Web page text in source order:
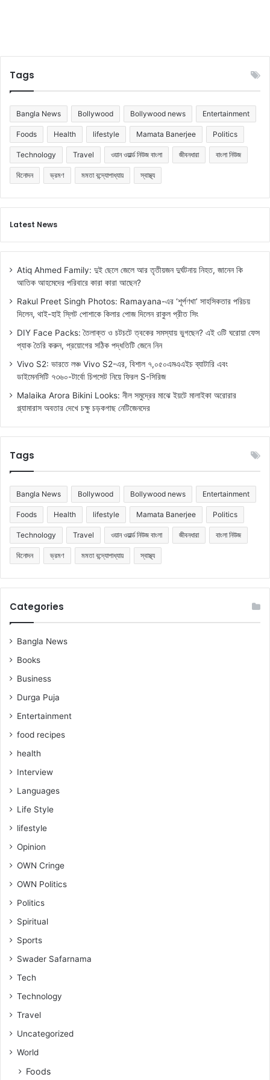
Tags
Bangla News Bollywood Bollywood news Entertainment
Foods Health lifestyle Mamata Banerjee Politics
Technology Travel ওয়ান ওয়ার্ল্ড নিউজ বাংলা জীবনধারা বাংলা নিউজ
বিনোদন ভ্রমণ মমতা বন্দ্যোপাধ্যায় স্বাস্থ্য
Latest News
Atiq Ahmed Family: দুই ছেলে জেলে আর তৃতীয়জন দুর্ঘটনায় নিহত, জানেন কি
আতিক আহমেদের পরিবারে কারা কারা আছেন?
Rakul Preet Singh Photos: Ramayana-এর ‘শূর্পণখা’ সাহসিকতার পরিচয়
দিলেন, থাই-হাই স্লিট পোশাকে কিলার পোজ দিলেন রাকুল প্রীত সিং
DIY Face Packs: তৈলাক্ত ও চটচটে ত্বকের সমস্যায় ভুগছেন? এই ৩টি ঘরোয়া ফেস
প্যাক তৈরি করুন, প্রয়োগের সঠিক পদ্ধতিটি জেনে নিন
Vivo S2: ভারতে লঞ্চ Vivo S2-এর, বিশাল ৭,০৫০এমএএইচ ব্যাটারি এবং
ডাইমেনসিটি ৭৩৬০-টার্বো চিপসেট নিয়ে ফিরল S-সিরিজ
Malaika Arora Bikini Looks: নীল সমুদ্রের মাঝে ইয়টে মালাইকা অরোরার
গ্ল্যামারাস অবতার দেখে চক্ষু চড়কগাছ নেটিজেনদের
Tags
Bangla News Bollywood Bollywood news Entertainment
Foods Health lifestyle Mamata Banerjee Politics
Technology Travel ওয়ান ওয়ার্ল্ড নিউজ বাংলা জীবনধারা বাংলা নিউজ
বিনোদন ভ্রমণ মমতা বন্দ্যোপাধ্যায় স্বাস্থ্য
Categories
Bangla News
Books
Business
Durga Puja
Entertainment
food recipes
health
Interview
Languages
Life Style
lifestyle
Opinion
OWN Cringe
OWN Politics
Politics
Spiritual
Sports
Swader Safarnama
Tech
Technology
Travel
Uncategorized
World
Foods